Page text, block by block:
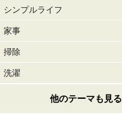
シンプルライフ
家事
掃除
洗濯
他のテーマも見る